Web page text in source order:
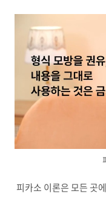
피카소 이론은 모든 곳